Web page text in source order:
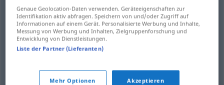
Behinderte
onstoffelijk geistignicht materiell
Genaue Geolocation-Daten verwenden. Geräteeigenschaften zur
Identifikation aktiv abfragen. Speichern von und/oder Zugriff auf
Informationen auf einem Gerät. Personalisierte Werbung und Inhalte,
Messung von Werbung und Inhalten, Zielgruppenforschung und
Entwicklung von Dienstleistungen.
Liste der Partner (Lieferanten)
Mehr Optionen Akzeptieren